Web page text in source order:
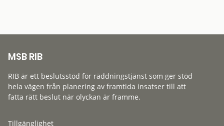
MSB RIB
RIB är ett beslutsstöd för räddningstjänst som ger stöd
hela vägen från planering av framtida insatser till att
fatta rätt beslut när olyckan är framme.
Tillgänglighet